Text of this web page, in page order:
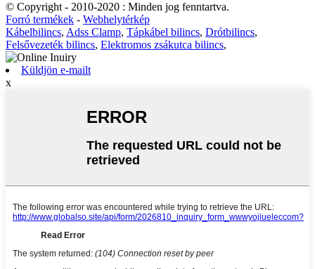
© Copyright - 2010-2020 : Minden jog fenntartva.
Forró termékek - Webhelytérkép
Kábelbilincs, Adss Clamp, Tápkábel bilincs, Drótbilincs,
Felsővezeték bilincs, Elektromos zsákutca bilincs,
Küldjön e-mailt
x